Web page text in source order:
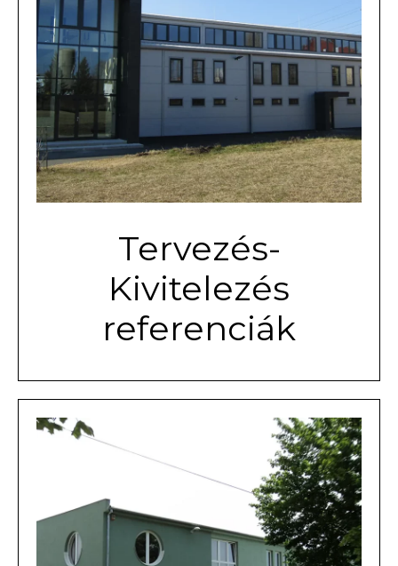
Tervezés-
Kivitelezés
referenciák